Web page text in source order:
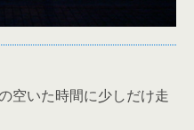
空いた時間に少しだけ走